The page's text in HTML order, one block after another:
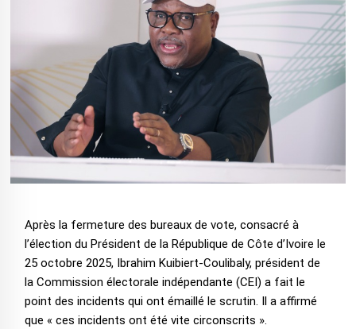
Après la fermeture des bureaux de vote, consacré à
l’élection du Président de la République de Côte d’Ivoire le
25 octobre 2025, Ibrahim Kuibiert-Coulibaly, président de
la Commission électorale indépendante (CEI) a fait le
point des incidents qui ont émaillé le scrutin. Il a affirmé
que « ces incidents ont été vite circonscrits ».